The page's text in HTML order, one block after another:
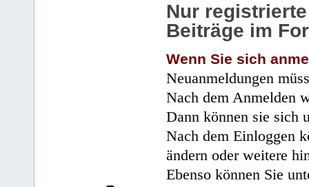
Nur
Beiträge im
Wenn Sie sich
Neuanmeldungen
Nach dem Anmelden
Dann können sie sich
Nach dem Einloggen
ändern oder weitere
Ebenso können Sie